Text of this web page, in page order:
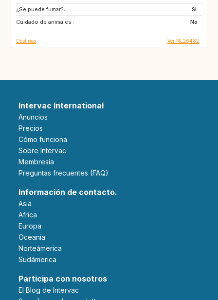
¿Se puede fumar?:
Si
Cuidado de animales :
No
SE
FR
Destinos Ver NL26482
Intervac International
Anuncios
Precios
Cómo funciona
Sobre Intervac
Membresía
Preguntas frecuentes (FAQ)
Información de contacto.
Asia
Africa
Europa
Oceanía
Norteámerica
Sudámerica
Participa con nosotros
El Blog de Intervac